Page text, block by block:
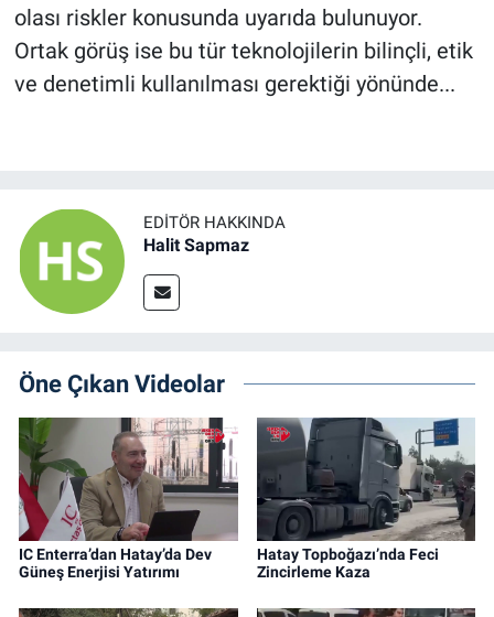
olası riskler konusunda uyarıda bulunuyor.
Ortak görüş ise bu tür teknolojilerin bilinçli, etik
ve denetimli kullanılması gerektiği yönünde...
EDITÖR HAKKINDA
Halit Sapmaz
Öne Çıkan Videolar
IC Enterra’dan Hatay’da Dev
Güneş Enerjisi Yatırımı
Hatay Topboğazı’nda Feci
Zincirleme Kaza